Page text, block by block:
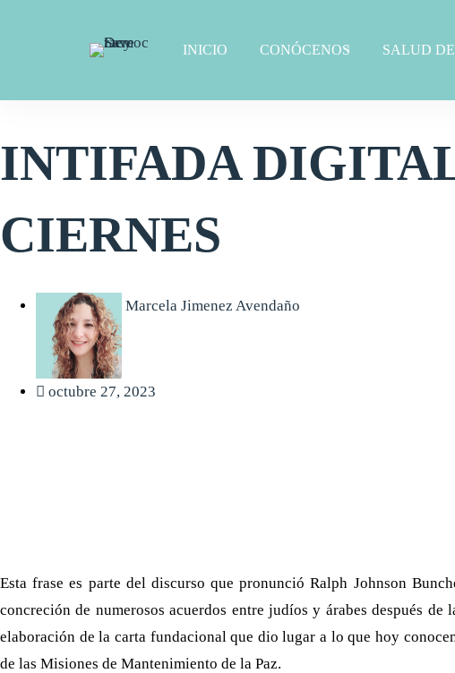
INICIO CONÓCENOS SALUD
INTIFADA
CIERNES
Marcela Jimenez Avendaño
octubre 27, 2023
Esta frase es parte del discurso que pronunció Ralph Johnson
concreción de numerosos acuerdos entre judíos y árabes después
elaboración de la carta fundacional que dio lugar a lo que hoy
de las Misiones de Mantenimiento de la Paz.